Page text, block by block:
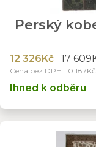
Perský
12 326Kč 17
Cena bez DPH: 10 187Kč
Ihned k odběru